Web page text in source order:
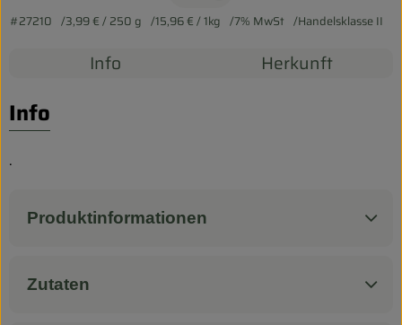
#27210 3,99 €/ 250 g 15,96 €/ 1kg 7% MwSt Handelsklasse II
Info Herkunft
Info
.
Produktinformationen
Zutaten